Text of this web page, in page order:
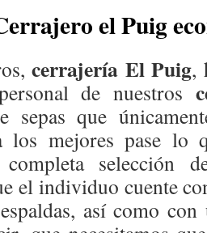
el Puig
cerrajería El Puig,
de nuestros
sepas que
los mejores pase lo
completa selección
el individuo cuente
así como